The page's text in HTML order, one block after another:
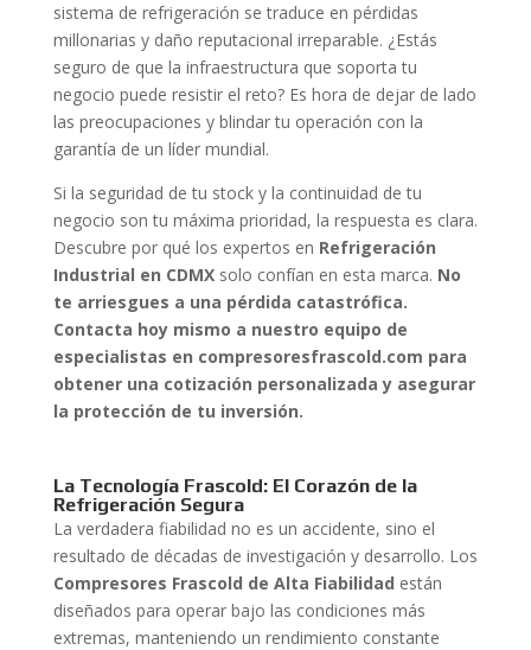
sistema de refrigeración se traduce en pérdidas
millonarias y daño reputacional irreparable. ¿Estás
seguro de que la infraestructura que soporta tu
negocio puede resistir el reto? Es hora de dejar de lado
las preocupaciones y blindar tu operación con la
garantía de un líder mundial.
Si la seguridad de tu stock y la continuidad de tu
negocio son tu máxima prioridad, la respuesta es clara.
Descubre por qué los expertos en Refrigeración
Industrial en CDMXsolo confían en esta marca. No
te arriesgues a una pérdida catastrófica.
Contacta hoy mismo a nuestro equipo de
especialistas en compresoresfrascold.com para
obtener una cotización personalizada y asegurar
la protección de tu inversión.
La Tecnología Frascold: El Corazón de la
Refrigeración Segura
La verdadera fiabilidad no es un accidente, sino el
resultado de décadas de investigación y desarrollo. Los
Compresores Frascold de Alta Fiabilidad están
diseñados para operar bajo las condiciones más
extremas, manteniendo un rendimiento constante